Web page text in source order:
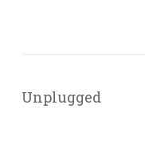
Unplugged